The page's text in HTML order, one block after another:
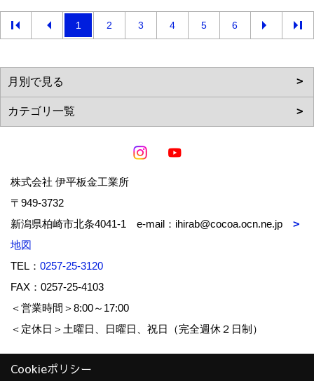
1 2 3 4 5 6
株式会社 伊平板金工業所
〒949-3732
新潟県柏崎市北条4041-1 e-mail：ihirab@cocoa.ocn.ne.jp
地図
TEL： 0257-25-3120
FAX：0257-25-4103
＜営業時間＞8:00～17:00
＜定休日＞土曜日、日曜日、祝日（完全週休２日制）
Cookieポリシー